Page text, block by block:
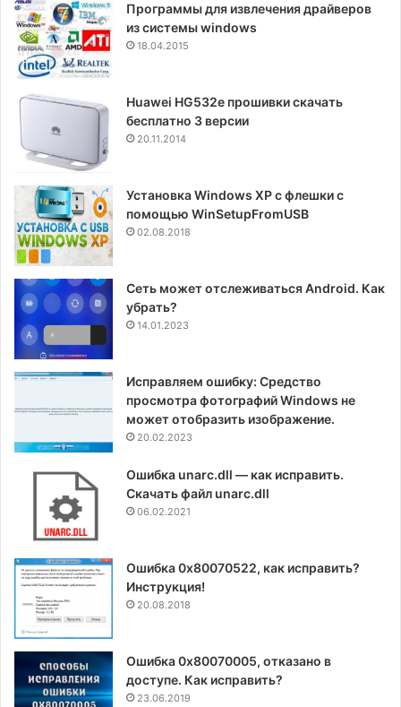
Программы для извлечения драйверов
из системы windows
18.04.2015
Huawei HG532e прошивки скачать
бесплатно 3 версии
20.11.2014
Установка Windows XP с флешки с
помощью WinSetupFromUSB
02.08.2018
Сеть может отслеживаться Android. Как
убрать?
14.01.2023
Исправляем ошибку: Средство
просмотра фотографий Windows не
может отобразить изображение.
20.02.2023
Ошибка unarc.dll — как исправить.
Скачать файл unarc.dll
06.02.2021
Ошибка 0x80070522, как исправить?
Инструкция!
20.08.2018
Ошибка 0x80070005, отказано в
доступе. Как исправить?
23.06.2019